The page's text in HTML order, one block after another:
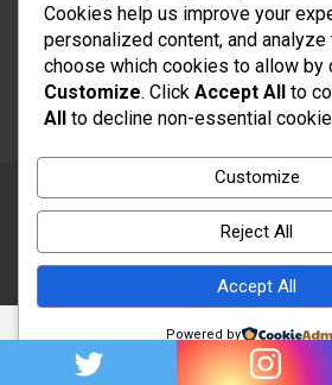
Copyright © 2026Rénovation
Thème par :Theme
Fièrement propulsé par :
Cookies help us improve your
personalized content, and analyze
choose which cookies to allow by
Customize. Click Accept All to
All to decline non-essential
Customize
Reject All
Accept All
Powered by